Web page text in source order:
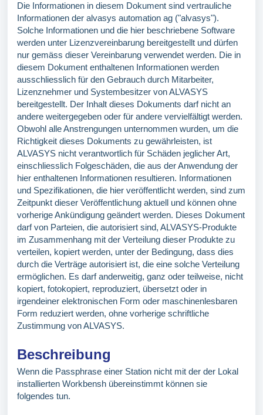
Die Informationen in diesem Dokument sind vertrauliche
Informationen der alvasys automation ag ("alvasys").
Solche Informationen und die hier beschriebene Software
werden unter Lizenzvereinbarung bereitgestellt und dürfen
nur gemäss dieser Vereinbarung verwendet werden. Die in
diesem Dokument enthaltenen Informationen werden
ausschliesslich für den Gebrauch durch Mitarbeiter,
Lizenznehmer und Systembesitzer von ALVASYS
bereitgestellt. Der Inhalt dieses Dokuments darf nicht an
andere weitergegeben oder für andere vervielfältigt werden.
Obwohl alle Anstrengungen unternommen wurden, um die
Richtigkeit dieses Dokuments zu gewährleisten, ist
ALVASYS nicht verantwortlich für Schäden jeglicher Art,
einschliesslich Folgeschäden, die aus der Anwendung der
hier enthaltenen Informationen resultieren. Informationen
und Spezifikationen, die hier veröffentlicht werden, sind zum
Zeitpunkt dieser Veröffentlichung aktuell und können ohne
vorherige Ankündigung geändert werden. Dieses Dokument
darf von Parteien, die autorisiert sind, ALVASYS-Produkte
im Zusammenhang mit der Verteilung dieser Produkte zu
verteilen, kopiert werden, unter der Bedingung, dass dies
durch die Verträge autorisiert ist, die eine solche Verteilung
ermöglichen. Es darf anderweitig, ganz oder teilweise, nicht
kopiert, fotokopiert, reproduziert, übersetzt oder in
irgendeiner elektronischen Form oder maschinenlesbaren
Form reduziert werden, ohne vorherige schriftliche
Zustimmung von ALVASYS.
Beschreibung
Wenn die Passphrase einer Station nicht mit der der Lokal
installierten Workbensh übereinstimmt können sie
folgendes tun.